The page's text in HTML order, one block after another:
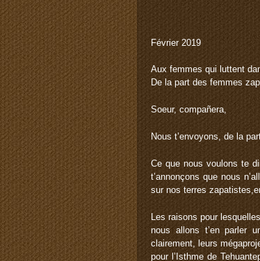
Février 2019
Aux femmes qui luttent
De la part des femmes
Soeur, compañera,
Nous t’envoyons, de la
Ce que nous voulons te
t’annonçons que nous
sur nos terres
Les raisons pour
nous allons t’en parler
clairement, leurs
pour l’Isthme de